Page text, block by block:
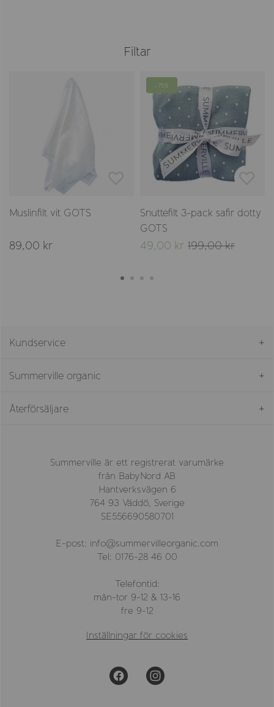
Filtar
Muslinfilt vit GOTS
89,00 kr
-75%
Snuttefilt 3-pack safir dotty
GOTS
49,00 kr 199,00 kr
Kundservice
Summerville organic
Återförsäljare
Summerville är ett registrerat varumärke
från BabyNord AB
Hantverksvägen 6
764 93 Väddö, Sverige
SE556690580701
E-post: info@summervilleorganic.com
Tel: 0176-28 46 00
Telefontid:
mån-tor 9-12 & 13-16
fre 9-12
Inställningar för cookies